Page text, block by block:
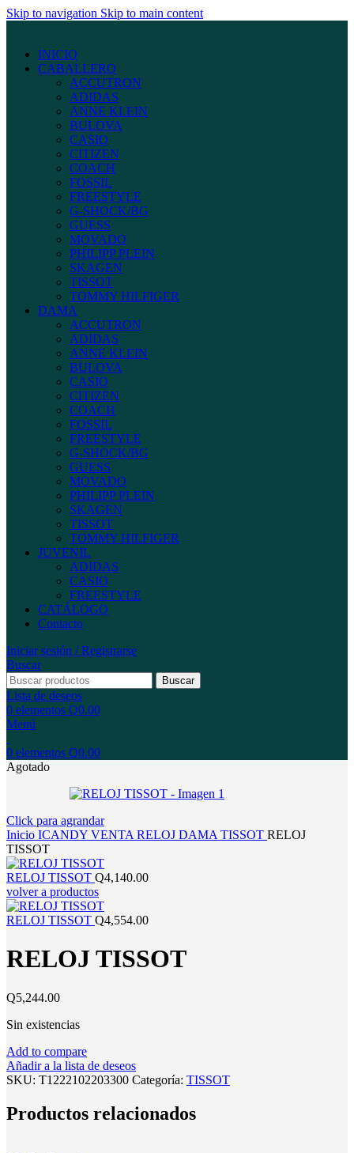
Skip to navigation Skip to main content
INICIO
CABALLERO
ACCUTRON
ADIDAS
ANNE KLEIN
BULOVA
CASIO
CITIZEN
COACH
FOSSIL
FREESTYLE
G-SHOCK/BG
GUESS
MOVADO
PHILIPP PLEIN
SKAGEN
TISSOT
TOMMY HILFIGER
DAMA
ACCUTRON
ADIDAS
ANNE KLEIN
BULOVA
CASIO
CITIZEN
COACH
FOSSIL
FREESTYLE
G-SHOCK/BG
GUESS
MOVADO
PHILIPP PLEIN
SKAGEN
TISSOT
TOMMY HILFIGER
JUVENIL
ADIDAS
CASIO
FREESTYLE
CATÁLOGO
Contacto
Iniciar sesión / Registrarse
Buscar
Buscar
Lista de deseos
0 elementos Q0.00
Menú
0 elementos Q0.00
Agotado
Click para agrandar
Inicio ICANDY VENTA RELOJ DAMA TISSOT RELOJ
TISSOT
RELOJ TISSOT Q4,140.00
volver a productos
RELOJ TISSOT Q4,554.00
RELOJ TISSOT
Q5,244.00
Sin existencias
Add to compare
Añadir a la lista de deseos
SKU: T1222102203300 Categoría: TISSOT
Productos relacionados